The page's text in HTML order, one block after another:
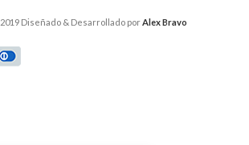
2019 Diseñado & Desarrollado porAlex Bravo